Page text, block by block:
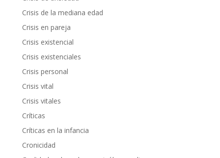
Crisis de la mediana edad
Crisis en pareja
Crisis existencial
Crisis existenciales
Crisis personal
Crisis vital
Crisis vitales
Críticas
Críticas en la infancia
Cronicidad